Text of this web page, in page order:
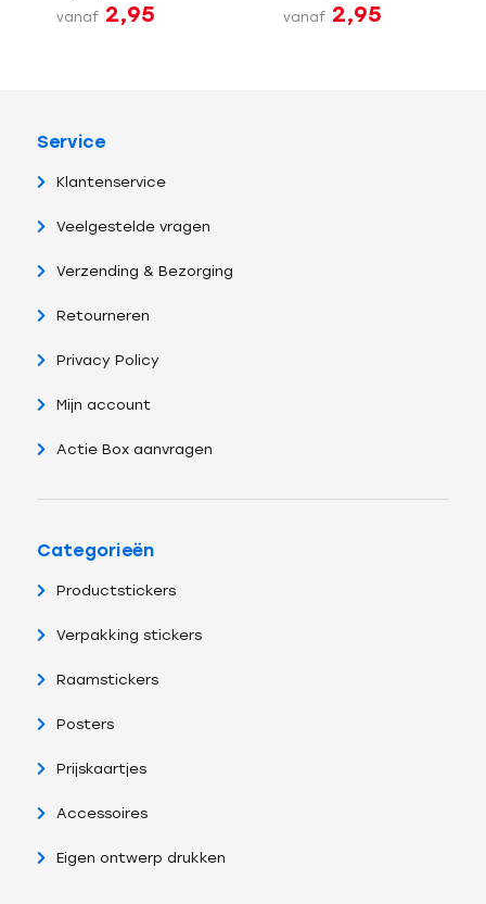
vanaf 2,95
vanaf 2,95
Service
Klantenservice
Veelgestelde vragen
Verzending & Bezorging
Retourneren
Privacy Policy
Mijn account
Actie Box aanvragen
Categorieën
Productstickers
Verpakking stickers
Raamstickers
Posters
Prijskaartjes
Accessoires
Eigen ontwerp drukken